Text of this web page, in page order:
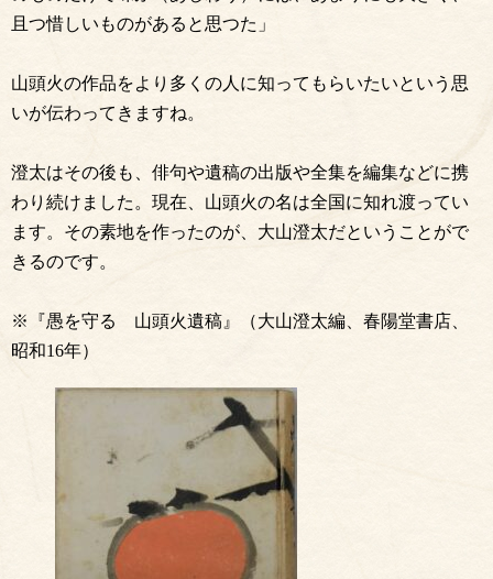
且つ惜しいものがあると思つた」
山頭火の作品をより多くの人に知ってもらいたいという思
いが伝わってきますね。
澄太はその後も、俳句や遺稿の出版や全集を編集などに携
わり続けました。現在、山頭火の名は全国に知れ渡ってい
ます。その素地を作ったのが、大山澄太だということがで
きるのです。
※『愚を守る 山頭火遺稿』（大山澄太編、春陽堂書店、
昭和16年）